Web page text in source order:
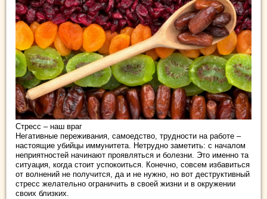
Стресс – наш враг
Негативные переживания, самоедство, трудности на работе –
настоящие убийцы иммунитета. Нетрудно заметить: с началом
неприятностей начинают проявляться и болезни. Это именно та
ситуация, когда стоит успокоиться. Конечно, совсем избавиться
от волнений не получится, да и не нужно, но вот деструктивный
стресс желательно ограничить в своей жизни и в окружении
своих близких.